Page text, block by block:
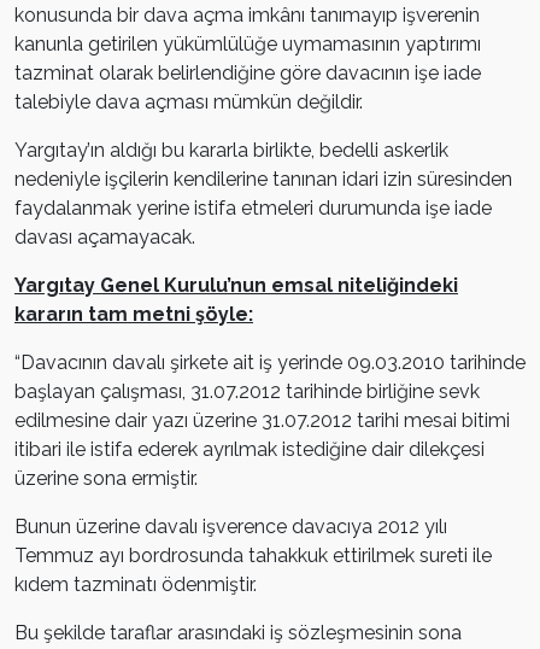
konusunda bir dava açma imkânı tanımayıp işverenin
kanunla getirilen yükümlülüğe uymamasının yaptırımı
tazminat olarak belirlendiğine göre davacının işe iade
talebiyle dava açması mümkün değildir.
Yargıtay’ın aldığı bu kararla birlikte, bedelli askerlik
nedeniyle işçilerin kendilerine tanınan idari izin süresinden
faydalanmak yerine istifa etmeleri durumunda işe iade
davası açamayacak.
Yargıtay Genel Kurulu’nun emsal niteliğindeki
kararın tam metni şöyle:
“Davacının davalı şirkete ait iş yerinde 09.03.2010 tarihinde
başlayan çalışması, 31.07.2012 tarihinde birliğine sevk
edilmesine dair yazı üzerine 31.07.2012 tarihi mesai bitimi
itibari ile istifa ederek ayrılmak istediğine dair dilekçesi
üzerine sona ermiştir.
Bunun üzerine davalı işverence davacıya 2012 yılı
Temmuz ayı bordrosunda tahakkuk ettirilmek sureti ile
kıdem tazminatı ödenmiştir.
Bu şekilde taraflar arasındaki iş sözleşmesinin sona